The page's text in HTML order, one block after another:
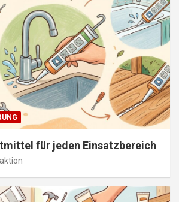
für jeden Einsatzbereich